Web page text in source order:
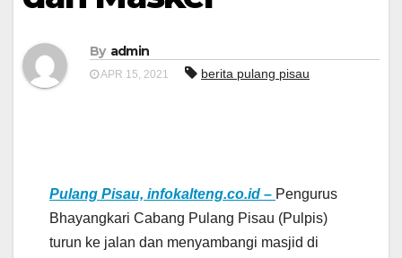
By admin
APR 15, 2021 berita pulang pisau
Pulang Pisau, infokalteng.co.id – Pengurus
Bhayangkari Cabang Pulang Pisau (Pulpis)
turun ke jalan dan menyambangi masjid di